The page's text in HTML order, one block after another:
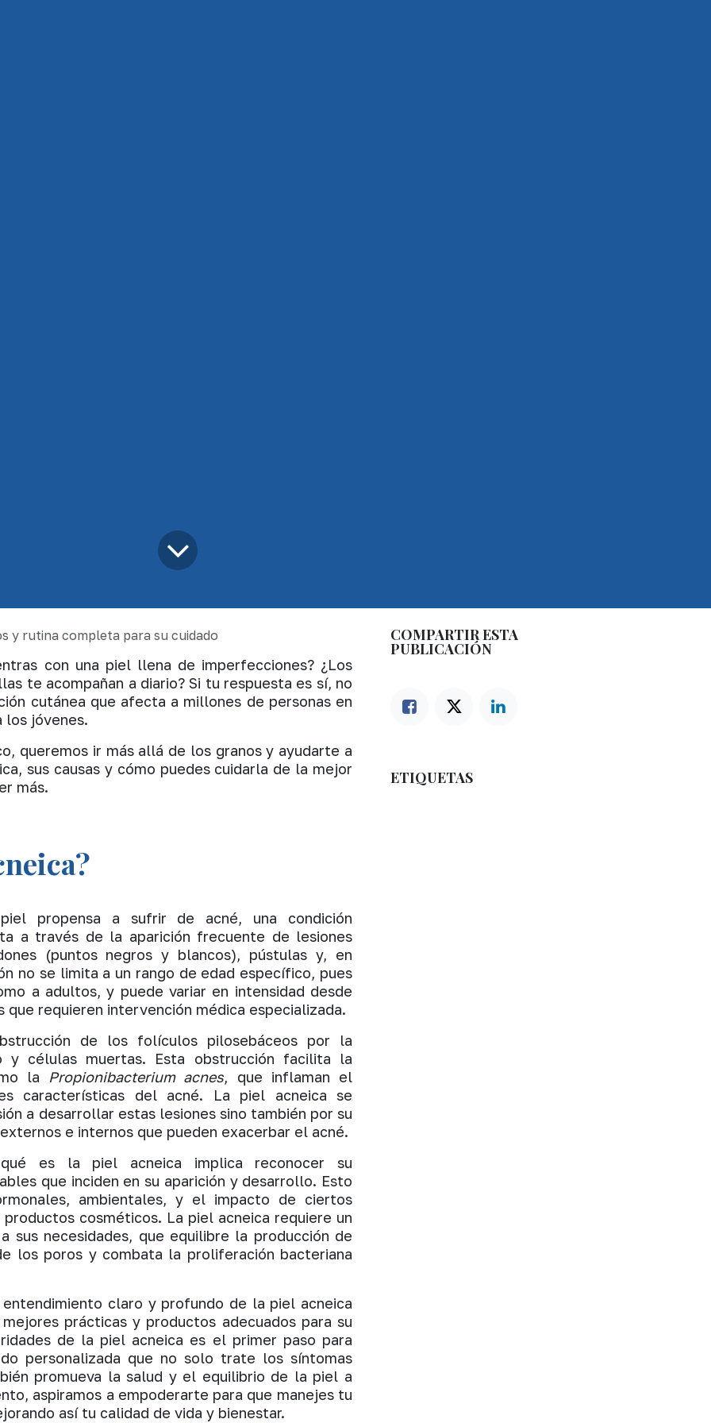
y rutina completa para su cuidado
con una piel llena de imperfecciones? ¿Los
te acompañan a diario? Si tu respuesta es sí, no
cutánea que afecta a millones de personas en
los jóvenes.
queremos ir más allá de los granos y ayudarte a
sus causas y cómo puedes cuidarla de la mejor
más.
propensa a sufrir de acné, una condición
a través de la aparición frecuente de lesiones
(puntos negros y blancos), pústulas y, en
no se limita a un rango de edad específico, pues
a adultos, y puede variar en intensidad desde
que requieren intervención médica especializada.
de los folículos pilosebáceos por la
y células muertas. Esta obstrucción facilita la
la Propionibacterium acnes, que inflaman el
características del acné. La piel acneica se
a desarrollar estas lesiones sino también por su
e internos que pueden exacerbar el acné.
qué es la piel acneica implica reconocer su
que inciden en su aparición y desarrollo. Esto
ambientales, y el impacto de ciertos
cosméticos. La piel acneica requiere un
sus necesidades, que equilibre la producción de
los poros y combata la proliferación bacteriana
claro y profundo de la piel acneica
prácticas y productos adecuados para su
de la piel acneica es el primer paso para
personalizada que no solo trate los síntomas
promueva la salud y el equilibrio de la piel a
aspiramos a empoderarte para que manejes tu
así tu calidad de vida y bienestar.
COMPARTIR ESTA
PUBLICACIÓN
ETIQUETAS